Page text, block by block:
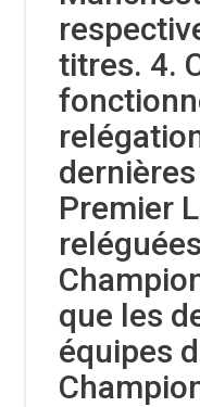
titres. 4.
Premier
que les
équipes